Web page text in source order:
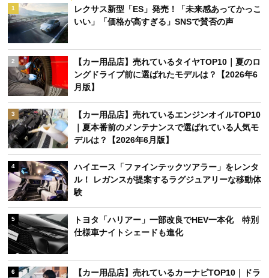
1
レクサス新型「ES」発売！「未来感あってかっこ
いい」「価格が高すぎる」SNSで賛否の声
2
【カー用品店】売れているタイヤTOP10｜夏のロ
ングドライブ前に選ばれたモデルは？【2026年6
月版】
3
【カー用品店】売れているエンジンオイルTOP10
｜夏本番前のメンテナンスで選ばれている人気モ
デルは？【2026年6月版】
4
ハイエース「ファインテックツアラー」をレンタ
ル！ レガンスが提案するラグジュアリーな移動体
験
5
トヨタ「ハリアー」一部改良でHEV一本化 特別
仕様車ナイトシェードも進化
6
【カー用品店】売れているカーナビTOP10｜ドラ